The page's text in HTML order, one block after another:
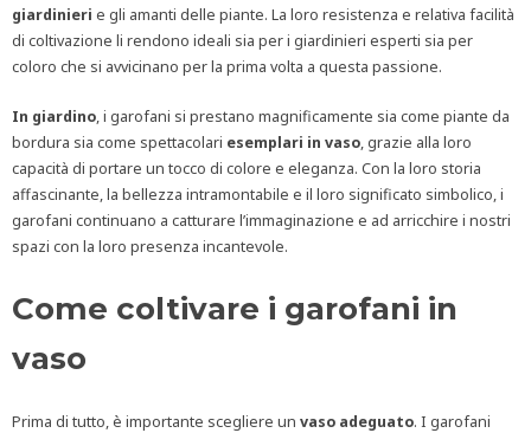
giardinieri e gli amanti delle piante. La loro resistenza e relativa facilità
di coltivazione li rendono ideali sia per i giardinieri esperti sia per
coloro che si avvicinano per la prima volta a questa passione.
In giardino, i garofani si prestano magnificamente sia come piante da
bordura sia come spettacolari esemplari in vaso, grazie alla loro
capacità di portare un tocco di colore e eleganza. Con la loro storia
affascinante, la bellezza intramontabile e il loro significato simbolico, i
garofani continuano a catturare l’immaginazione e ad arricchire i nostri
spazi con la loro presenza incantevole.
Come coltivare i garofani in
vaso
Prima di tutto, è importante scegliere un vaso adeguato. I garofani